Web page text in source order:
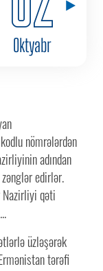
Oktyabr
üzləşərək
tərəfi
nömrələrdən
adından
edirlər.
Nazirliyi qəti